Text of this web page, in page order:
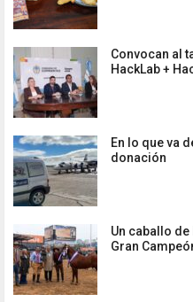
Convocan al
HackLab +
En lo que va
donación
Un caballo
Gran